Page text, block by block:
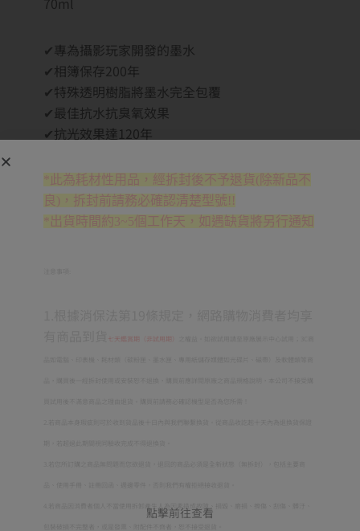
✔專為攝影玩家開發的墨水
✔相簿保存200年
✔特殊透明樹脂將墨水完全包覆
✔最佳抗水抗臭氧效果
✔抗光效果達120年
*此為耗材性用品，經拆封後不予退貨(除新品不
良)，拆封前請務必確認清楚型號!!
*出貨時間約3~5個工作天，如遇缺貨將另行通知
七天鑑賞期（非試用期）
點擊前往查看